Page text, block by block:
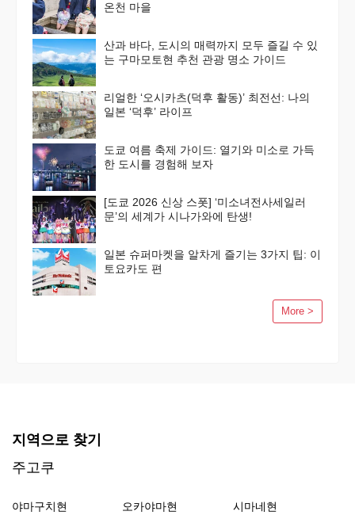
온천 마을
산과 바다, 도시의 매력까지 모두 즐길 수 있
는 구마모토현 추천 관광 명소 가이드
리얼한 ‘오시카츠(덕후 활동)’ 최전선: 나의
일본 ‘덕후’ 라이프
도쿄 여름 축제 가이드: 열기와 미소로 가득
한 도시를 경험해 보자
[도쿄 2026 신상 스폿] ‘미소녀전사세일러
문’의 세계가 시나가와에 탄생!
일본 슈퍼마켓을 알차게 즐기는 3가지 팁: 이
토요카도 편
More >
지역으로 찾기
주고쿠
야마구치현 오카야마현
시마네현